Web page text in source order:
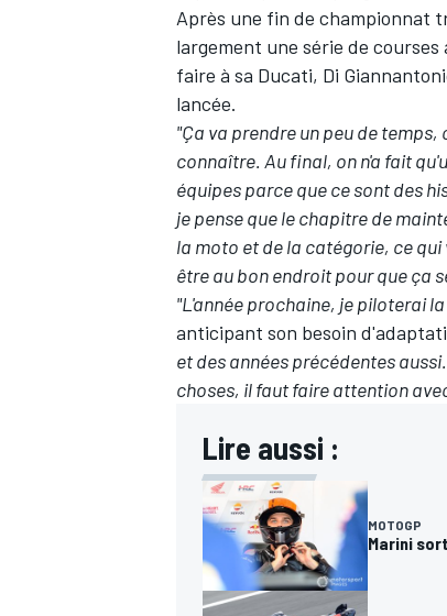
Après une fin de championnat
largement une série de
faire à sa Ducati, Di
lancée.
"Ça va prendre un peu de
connaître. Au final, on n'a fait
équipes parce que ce sont des
je pense que le chapitre de
la moto et de la catégorie, ce
être au bon endroit pour que ça
"L'année prochaine, je piloterai
anticipant son besoin
et des années précédentes
choses, il faut faire attention
Lire aussi :
MOTOGP
Marini